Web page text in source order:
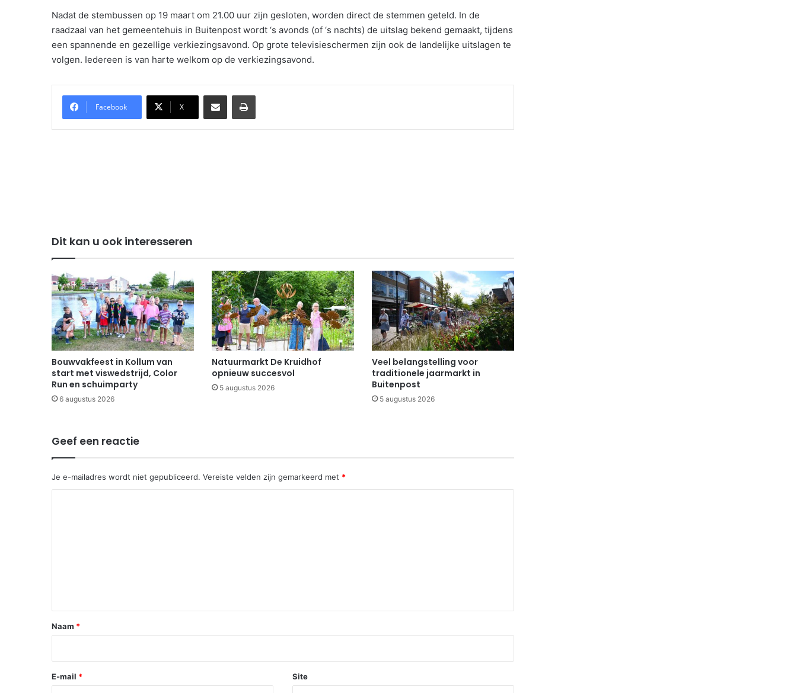
Nadat de stembussen op 19 maart om 21.00 uur zijn gesloten, worden direct de stemmen geteld. In de
raadzaal van het gemeentehuis in Buitenpost wordt ‘s avonds (of ‘s nachts) de uitslag bekend gemaakt, tijdens
een spannende en gezellige verkiezingsavond. Op grote televisieschermen zijn ook de landelijke uitslagen te
volgen. Iedereen is van harte welkom op de verkiezingsavond.
Facebook X
Delen via Email Print
Dit kan u ook interesseren
Bouwvakfeest in Kollum van
start met viswedstrijd, Color
Run en schuimparty
6 augustus 2026
Natuurmarkt De Kruidhof
opnieuw succesvol
5 augustus 2026
Veel belangstelling voor
traditionele jaarmarkt in
Buitenpost
5 augustus 2026
Geef een reactie
Je e-mailadres wordt niet gepubliceerd. Vereiste velden zijn gemarkeerd met *
*
Naam *
E-mail * Site